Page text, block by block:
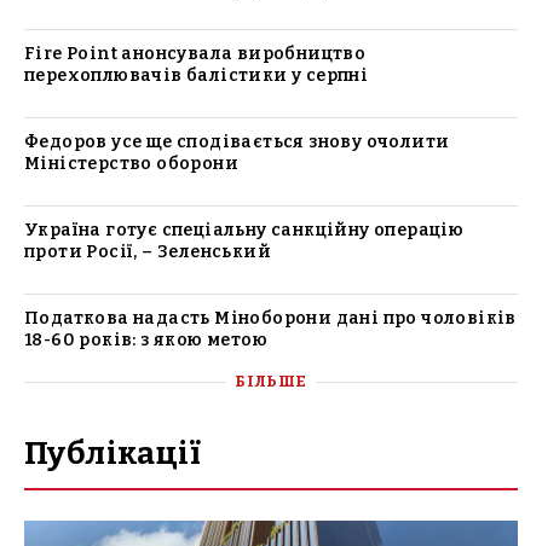
Fire Point анонсувала виробництво
перехоплювачів балістики у серпні
Федоров усе ще сподівається знову очолити
Міністерство оборони
Україна готує спеціальну санкційну операцію
проти Росії, – Зеленський
Податкова надасть Міноборони дані про чоловіків
18-60 років: з якою метою
БІЛЬШЕ
Публікації